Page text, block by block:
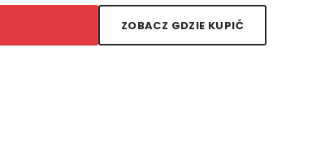
ZOBACZ GDZIE KUPIĆ